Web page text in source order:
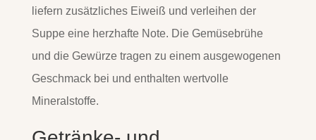
liefern zusätzliches Eiweiß und verleihen der
Suppe eine herzhafte Note. Die Gemüsebrühe
und die Gewürze tragen zu einem ausgewogenen
Geschmack bei und enthalten wertvolle
Mineralstoffe.